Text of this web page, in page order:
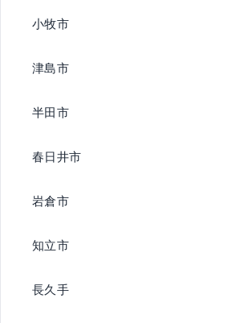
小牧市
津島市
半田市
春日井市
岩倉市
知立市
長久手